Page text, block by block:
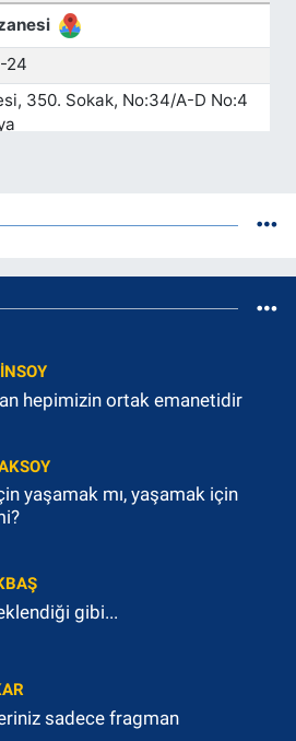
hepimizin ortak emanetidir
yaşamak mı, yaşamak için
gibi...
sadece fragman